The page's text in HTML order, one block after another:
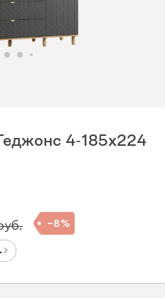
4-185x224
8